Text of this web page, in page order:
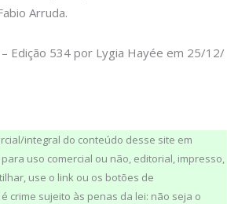
Arruda.
Edição 534 por Lygia Hayée em 25/12/
integral do conteúdo desse site em
uso comercial ou não, editorial, impresso,
use o link ou os botões de
crime sujeito às penas da lei: não seja o